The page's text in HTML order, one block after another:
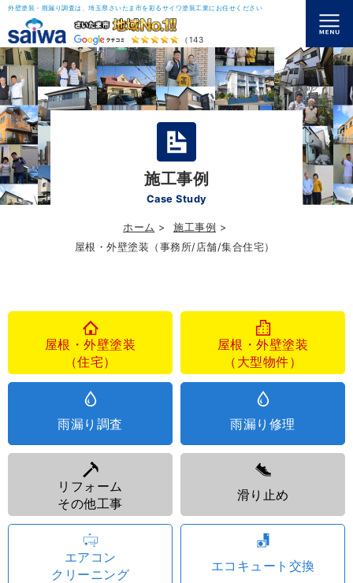
外壁塗装・雨漏り調査は、埼玉県さいたま市を彩るサイワ塗装工業にお任せください
（143）
施工事例
Case Study
ホーム
施工事例
屋根・外壁塗装（事務所/店舗/集合住宅）
屋根・外壁塗装
（住宅）
屋根・外壁塗装
（大型物件）
雨漏り調査 雨漏り修理
リフォーム
その他工事
滑り止め
エアコン
クリーニング
エコキュート交換